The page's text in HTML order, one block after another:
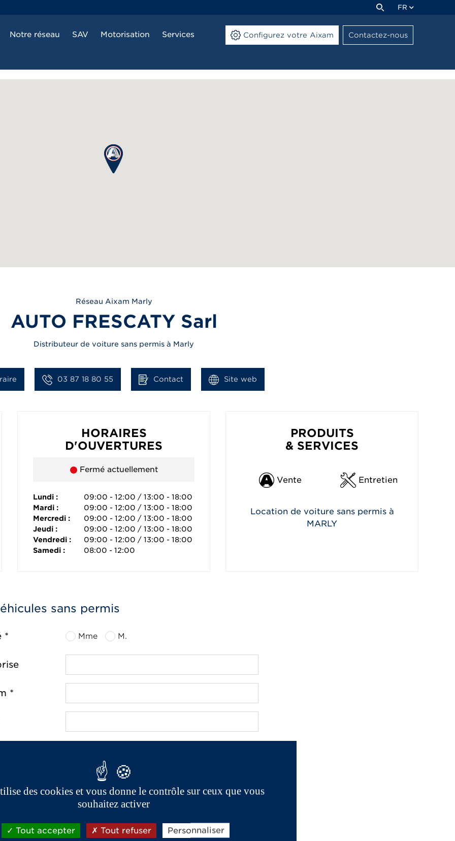
FR
Notre réseau SAV Motorisation Services Configurez votre Aixam Contactez-nous
Réseau Aixam Marly
AUTO FRESCATY Sarl
Distributeur de voiture sans permis à Marly
03 87 18 80 55 Contact Site web
HORAIRES
D'OUVERTURES
Fermé actuellement
Lundi :
09:00 - 12:00 / 13:00 - 18:00
Mardi :
09:00 - 12:00 / 13:00 - 18:00
Mercredi :
09:00 - 12:00 / 13:00 - 18:00
Jeudi :
09:00 - 12:00 / 13:00 - 18:00
Vendredi :
09:00 - 12:00 / 13:00 - 18:00
Samedi :
08:00 - 12:00
PRODUITS
& SERVICES
Vente Entretien
Location de voiture sans permis à
MARLY
sans permis
* Mme M.
*
*
des cookies et vous donne le contrôle sur ceux que vous
souhaitez activer
Tout accepter Tout refuser Personnaliser